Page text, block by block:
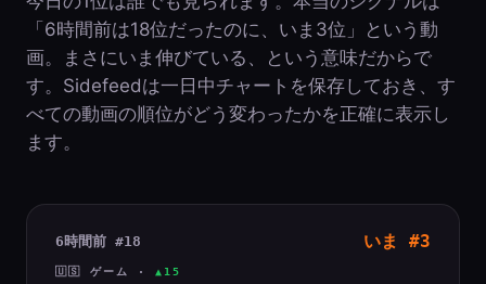
「6時間前は18位だったのに、いま3位」という動
画。まさにいま伸びている、という意味だからで
す。Sidefeedは一日中チャートを保存しておき、す
べての動画の順位がどう変わったかを正確に表示し
ます。
6時間前 #18 いま #3
🇺🇸 ゲーム · ▲15